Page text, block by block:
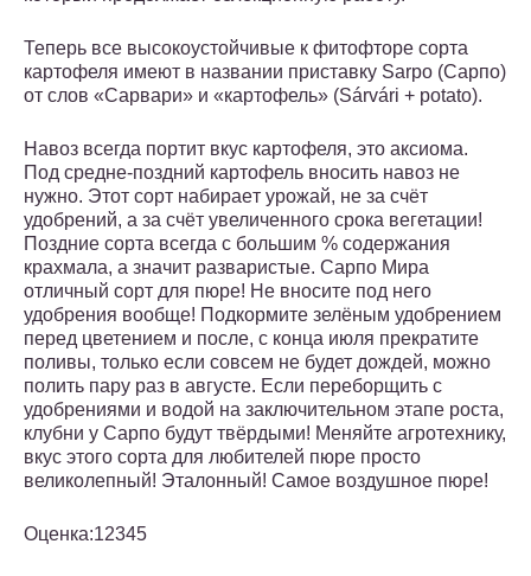
Теперь все высокоустойчивые к фитофторе сорта
картофеля имеют в названии приставку Sarpo (Сарпо)
от слов «Сарвари» и «картофель» (Sárvári + potato).
Навоз всегда портит вкус картофеля, это аксиома.
Под средне-поздний картофель вносить навоз не
нужно. Этот сорт набираeт урожай, не за счёт
удобрений, а за счёт увеличенного срока вегетации!
Поздние сорта всегда с большим % содержания
крахмала, а значит разваристые. Сарпо Мира
отличный сорт для пюре! Не вносите под него
удобрения вообще! Подкормите зелёным удобрением
перед цветением и после, с конца июля прекратите
поливы, только если совсем не будет дождей, можно
полить пару раз в августе. Если переборщить с
удобрениями и водой на заключительном этапе роста,
клубни у Сарпо будут твёрдыми! Меняйте агротехнику,
вкус этого сорта для любителей пюре просто
великолепный! Эталонный! Самое воздушное пюре!
Оценка:12345